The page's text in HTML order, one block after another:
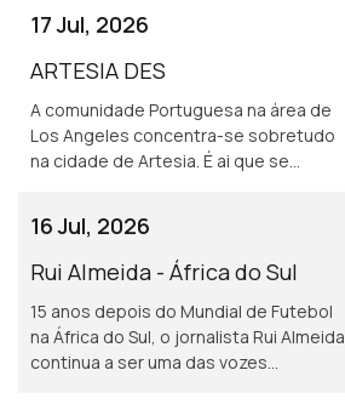
17 Jul, 2026
ARTESIA DES
A comunidade Portuguesa na área de
Los Angeles concentra-se sobretudo
na cidade de Artesia. É ai que se
Portugueses nos Estados Unidos.
16 Jul, 2026
Rui Almeida - África do Sul
15 anos depois do Mundial de Futebol
na África do Sul, o jornalista Rui Almeida
continua a ser uma das vozes